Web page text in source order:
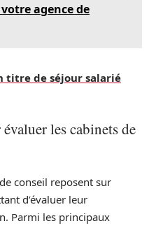
agence de
titre de séjour salarié
les cabinets de
conseil reposent sur
d’évaluer leur
Parmi les principaux